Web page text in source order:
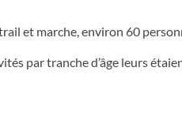
et marche, environ 60
par tranche d’âge leurs